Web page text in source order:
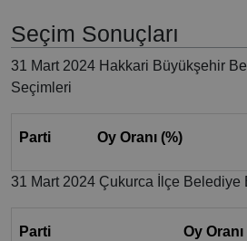
Seçim Sonuçları
31 Mart 2024 Hakkari Büyükşehir
Seçimleri
Parti Oy Oranı (%)
31 Mart 2024 Çukurca İlçe Belediye
Parti Oy Oranı